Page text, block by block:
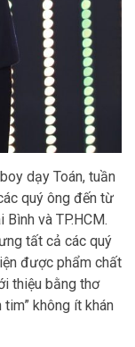
dạy Toán, tuần
quý ông đến từ
Bình và TP.HCM.
tất cả các quý
được phẩm chất
thiệu bằng thơ
không ít khán